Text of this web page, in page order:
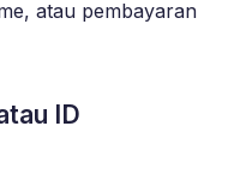
atau pembayaran
ID